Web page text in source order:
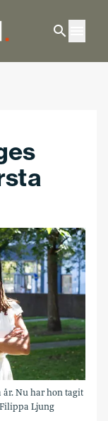
Nu har hon tagit
Ljung